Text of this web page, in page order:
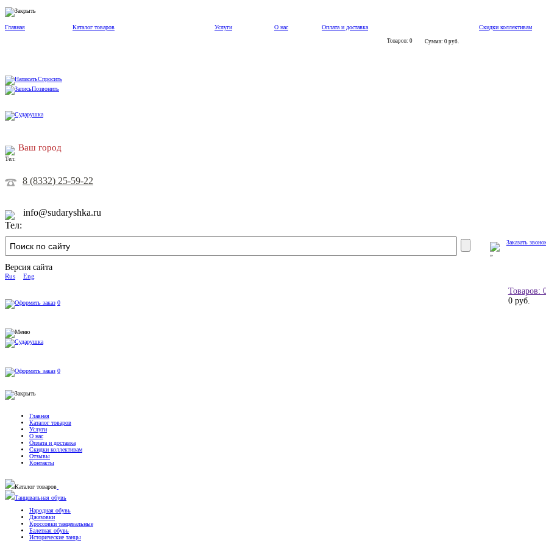
Главная Каталог товаров Услуги О нас Оплата и доставка Скидки коллективам
Товаров: 0 Сумма: 0 руб.
Спросить
Позвонить
Ваш город
8 (8332) 25-59-22
info@sudaryshka.ru
Заказать
Версия сайта
Rus Eng
Товаров:
0 руб.
0
0
Главная
Каталог товаров
Услуги
О нас
Оплата и доставка
Скидки коллективам
Отзывы
Контакты
Каталог товаров
Танцевальная обувь
Народная обувь
Джазовки
Кроссовки танцевальные
Балетная обувь
Исторические танцы